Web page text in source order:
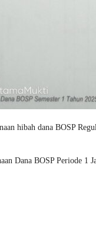
hibah dana BOSP
Dana BOSP Periode 1